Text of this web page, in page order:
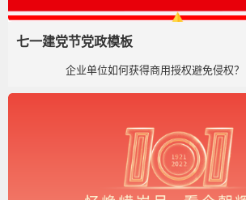
七一建党节党政模板
企业单位如何获得商用授权避免侵权？